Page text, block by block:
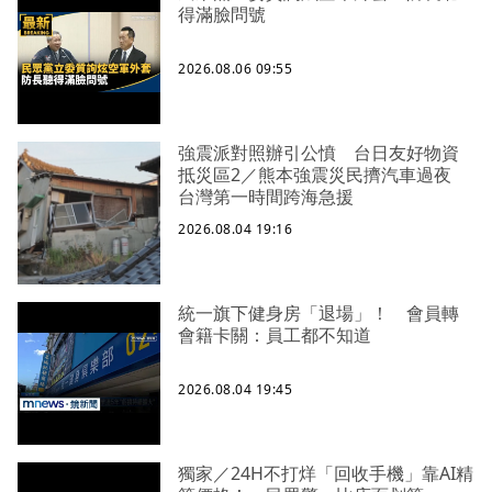
得滿臉問號
2026.08.06 09:55
強震派對照辦引公憤 台日友好物資
抵災區2／熊本強震災民擠汽車過夜
台灣第一時間跨海急援
2026.08.04 19:16
統一旗下健身房「退場」！ 會員轉
會籍卡關：員工都不知道
2026.08.04 19:45
獨家／24H不打烊「回收手機」靠AI精